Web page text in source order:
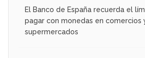
El Banco de España recuerda el
pagar con monedas en comercios
supermercados